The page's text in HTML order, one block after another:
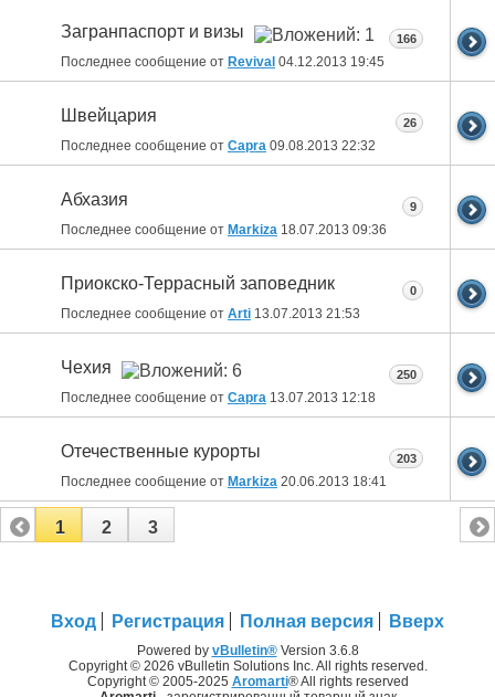
Загранпаспорт и визы
Последнее сообщение от Revival 04.12.2013 19:45
166
Швейцария
Последнее сообщение от Capra 09.08.2013 22:32
26
Абхазия
Последнее сообщение от Markiza 18.07.2013 09:36
9
Приокско-Террасный заповедник
Последнее сообщение от Arti 13.07.2013 21:53
0
Чехия
Последнее сообщение от Capra 13.07.2013 12:18
250
Отечественные курорты
Последнее сообщение от Markiza 20.06.2013 18:41
203
1 2 3
Вход Регистрация Полная версия Вверх
Powered by vBulletin®Version 3.6.8
Copyright © 2026 vBulletin Solutions Inc. All rights reserved.
Copyright © 2005-2025 Aromarti® All rights reserved